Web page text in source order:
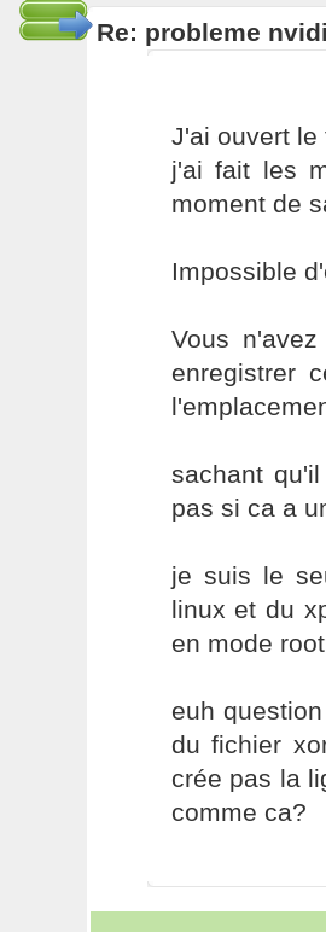
Re: probleme
J'ai ouvert le
j'ai fait les
moment de
Impossible
Vous
enregistrer
sachant
pas si ca a
je suis le
linux et du
en mode
euh
du fichier
crée pas la
comme ca?